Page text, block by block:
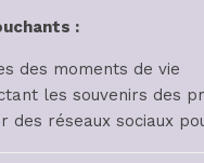
:
des moments de vie
les souvenirs des
des réseaux sociaux